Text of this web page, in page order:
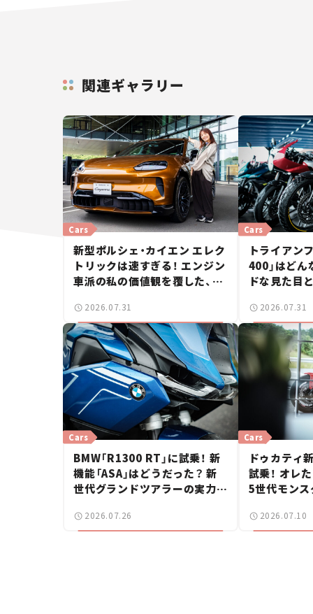
関連ギャラリー
Cars
新型ポルシェ・カイエン エレク
トリックは速すぎる！ エンジン
車派の私の価値観を覆した、新
2026.07.31
Cars
トライアン
400」はどん
ドな見た目
ー【試乗レビ
2026.07.31
Cars
BMW「R1300 RT」に試乗！ 新
機能「ASA」はどうだった？ 新
世代グランドツアラーの実力に
2026.07.26
Cars
ドゥカティ
試乗！ オレ
5世代モンス
2026.07.10